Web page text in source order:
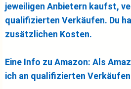
jeweiligen Anbietern kaufst,
qualifizierten Verkäufen. Du
zusätzlichen Kosten.
Eine Info zu Amazon: Als
ich an qualifizierten